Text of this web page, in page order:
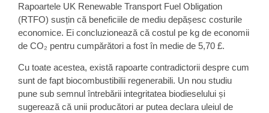
Rapoartele UK Renewable Transport Fuel Obligation
(RTFO) susțin că beneficiile de mediu depășesc costurile
economice. Ei concluzionează că costul pe kg de economii
de CO₂ pentru cumpărători a fost în medie de 5,70 £.
Cu toate acestea, există rapoarte contradictorii despre cum
sunt de fapt biocombustibilii regenerabili. Un nou studiu
pune sub semnul întrebării integritatea biodieselului și
sugerează că unii producători ar putea declara uleiul de